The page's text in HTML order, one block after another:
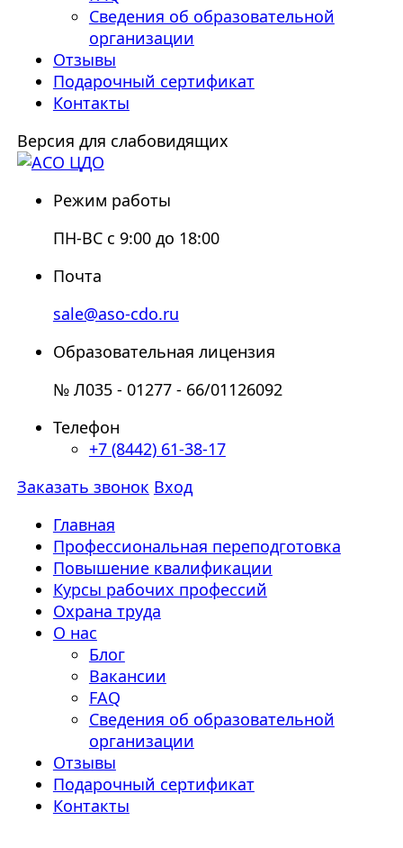
Сведения об образовательной
организации
Отзывы
Подарочный сертификат
Контакты
Версия для слабовидящих
Режим работы
ПН-ВС с 9:00 до 18:00
Почта
sale@aso-cdo.ru
Образовательная лицензия
№ Л035 - 01277 - 66/01126092
Телефон
+7 (8442) 61-38-17
Заказать звонок Вход
Главная
Профессиональная переподготовка
Повышение квалификации
Курсы рабочих профессий
Охрана труда
О нас
Блог
Вакансии
FAQ
Сведения об образовательной
организации
Отзывы
Подарочный сертификат
Контакты